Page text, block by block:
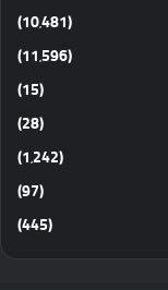
(10٬481)
(11٬596)
(15)
(28)
(1٬242)
(97)
(445)